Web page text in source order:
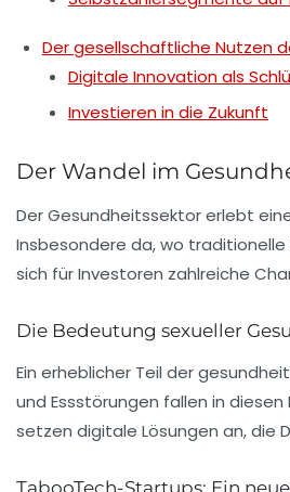
Der gesellschaftliche Nutzen
Digitale Innovation als
Investieren in die Zukunft
Der Wandel im
DerGesundheitssektorerlebt
Insbesondere da, wo
sich für Investoren zahlreiche
Die Bedeutung sexueller
Ein erheblicher Teil der
und Essstörungen fallen in
setzen digitale Lösungen an, die